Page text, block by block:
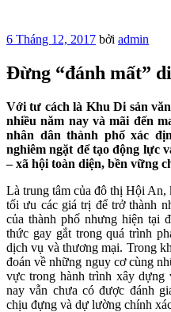
Đăng
6 Tháng 12, 2017 bởi admin
Đừng “đánh mất”
Với tư cách là Khu Di sản
nhiều năm nay và mãi đến
nhân dân thành phố xác
nghiêm ngặt để tạo động lực
– xã hội toàn diện, bền vững
Là trung tâm của đô thị Hội An,
tối ưu các giá trị để trở thành
của thành phố nhưng hiện tại
thức gay gắt trong quá trình
dịch vụ và thương mại. Trong
đoán về những nguy cơ cùng
vực trong hành trình xây dựng
nay vẫn chưa có được đánh
chịu đựng và dự lường chính